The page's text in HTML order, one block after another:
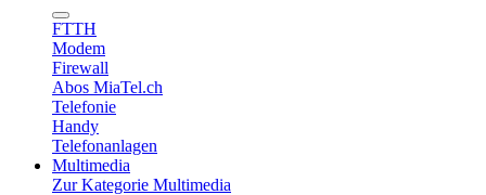
FTTH
Modem
Firewall
Abos MiaTel.ch
Telefonie
Handy
Telefonanlagen
Multimedia
Zur Kategorie Multimedia